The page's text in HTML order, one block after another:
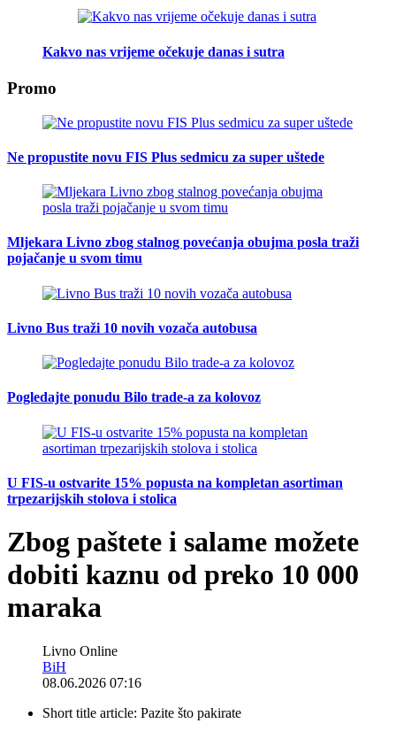
Kakvo nas vrijeme očekuje danas i sutra
Promo
Ne propustite novu FIS Plus sedmicu za super uštede
Mljekara Livno zbog stalnog povećanja obujma posla traži
pojačanje u svom timu
Livno Bus traži 10 novih vozača autobusa
Pogledajte ponudu Bilo trade-a za kolovoz
U FIS-u ostvarite 15% popusta na kompletan asortiman
trpezarijskih stolova i stolica
Zbog paštete i salame možete
dobiti kaznu od preko 10 000
maraka
Livno Online
BiH
08.06.2026 07:16
Short title article: Pazite što pakirate